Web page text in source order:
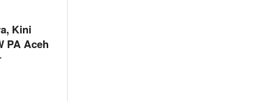
Kini
PA Aceh